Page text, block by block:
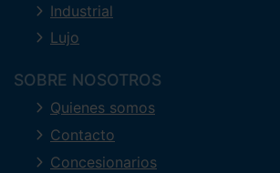
Industrial
Lujo
SOBRE NOSOTROS
Quienes somos
Contacto
Concesionarios